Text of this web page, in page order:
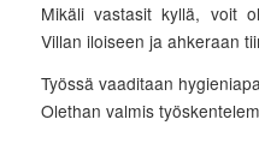
Mikäli vastasit kyllä, voit
Villan iloiseen ja ahkeraan
Työssä vaaditaan
Olethan valmis